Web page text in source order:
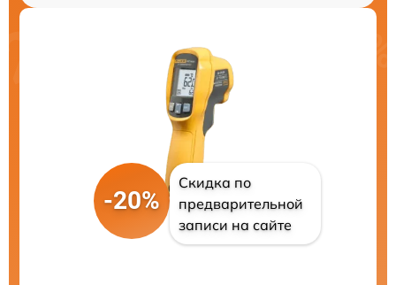
-20%
Скидка по
предварительной
записи на сайте